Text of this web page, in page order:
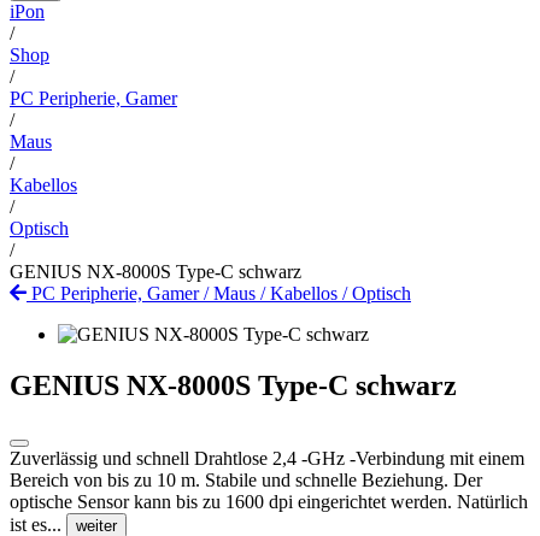
iPon
/
Shop
/
PC Peripherie, Gamer
/
Maus
/
Kabellos
/
Optisch
/
GENIUS NX-8000S Type-C schwarz
PC Peripherie, Gamer/Maus /Kabellos /Optisch
GENIUS NX-8000S Type-C schwarz
Zuverlässig und schnell Drahtlose 2,4 -GHz -Verbindung mit einem
Bereich von bis zu 10 m. Stabile und schnelle Beziehung. Der
optische Sensor kann bis zu 1600 dpi eingerichtet werden. Natürlich
ist es...
weiter